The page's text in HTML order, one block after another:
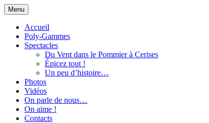
Groupe vocal "Poly-Gammes"
Menu Aller
au
contenu
Accueil
Poly-Gammes
Spectacles
Du Vent dans le Pommier à Cerises
Épicez tout !
Un peu d’histoire…
Photos
Vidéos
On parle de nous…
On aime !
Contacts